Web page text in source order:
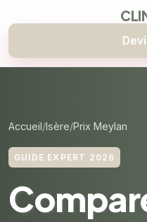
Accueil Isère Prix Meylan
GUIDE EXPERT 2026